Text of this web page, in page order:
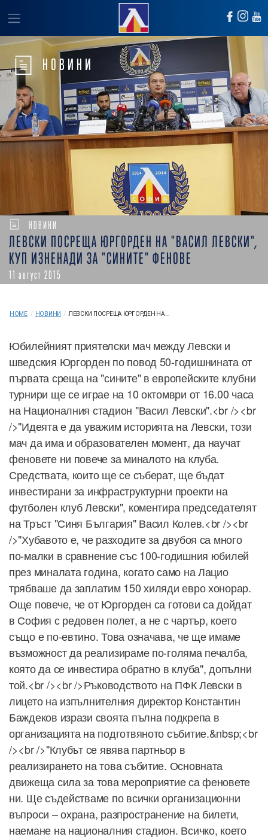
НОВИНИ
НОВИНИ
ЛЕВСКИ ПОСРЕЩА ЮРГОРДЕН НА "ВАСИЛ ЛЕВСКИ",
КУП ИЗНЕНАДИ ЗА "СИНИТЕ" ФЕНОВЕ
11 август 2015
HOME / НОВИНИ / ЛЕВСКИ ПОСРЕЩА ЮРГОРДЕН НА...
Юбилейният приятелски мач между Левски и
шведския Юргорден по повод 50-годишнината от
първата среща на "сините" в европейските клубни
турнири ще се играе на 10 октомври от 16.00 часа
на Националния стадион "Васил Левски".<br /><br
/>"Идеята е да уважим историята на Левски, този
мач да има и образователен момент, да научат
феновете ни повече за миналото на клуба.
Средствата, които ще се съберат, ще бъдат
инвестирани за инфраструктурни проекти на
футболен клуб Левски", коментира председателят
на Тръст "Синя България" Васил Колев.<br /><br
/>"Хубавото е, че разходите за двубоя са много
по-малки в сравнение със 100-годишния юбилей
през миналата година, когато само на Лацио
трябваше да заплатим 150 хиляди евро хонорар.
Още повече, че от Юргорден са готови са дойдат
в София с редовен полет, а не с чартър, което
също е по-евтино. Това означава, че ще имаме
възможност да реализираме по-голяма печалба,
която да се инвестира обратно в клуба", допълни
той.<br /><br />Ръководството на ПФК Левски в
лицето на изпълнителния директор Константин
Баждеков изрази своята пълна подкрепа в
организацията на подготвяното събитие.&nbsp;<br
/><br />"Клубът се явява партньор в
реализирането на това събитие. Основната
движеща сила за това мероприятие са феновете
ни. Ще съдействаме по всички организационни
въпроси – охрана, разпространение на билети,
наемане на националния стадион. Всичко, което